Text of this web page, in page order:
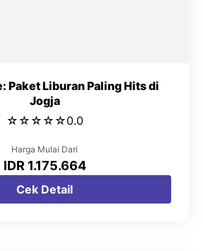
Paket Liburan Paling Hits di
Jogja
☆ ☆ ☆ ☆ ☆0.0
Harga Mulai Dari
IDR 1.175.664
Cek Detail